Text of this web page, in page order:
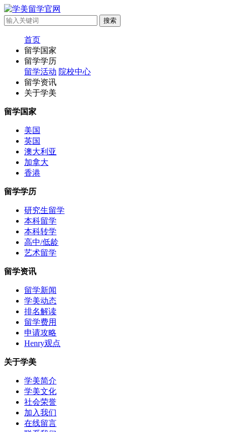
首页
留学国家
留学学历
留学活动 院校中心
留学资讯
关于学美
留学国家
美国
英国
澳大利亚
加拿大
香港
留学学历
研究生留学
本科留学
本科转学
高中/低龄
艺术留学
留学资讯
留学新闻
学美动态
排名解读
留学费用
申请攻略
Henry观点
关于学美
学美简介
学美文化
社会荣誉
加入我们
在线留言